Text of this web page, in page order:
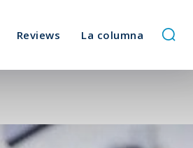
Reviews La columna